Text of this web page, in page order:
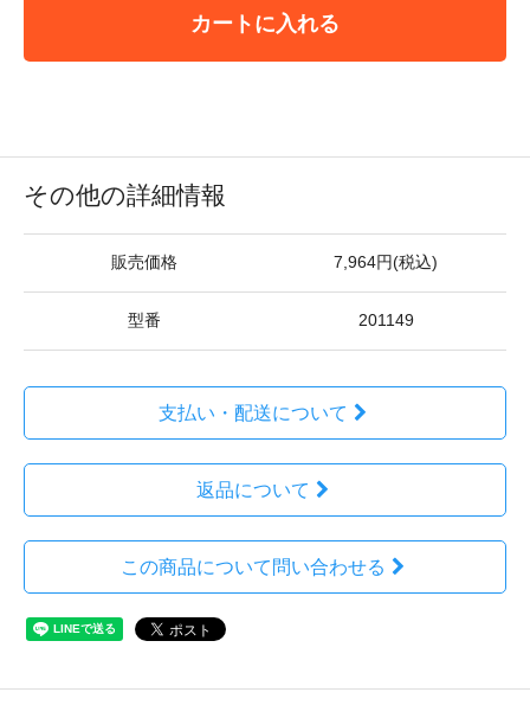
カートに入れる
その他の詳細情報
販売価格 7,964円(税込)
型番 201149
支払い・配送について
返品について
この商品について問い合わせる